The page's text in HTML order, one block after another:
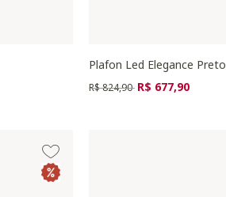
Plafon Led Elegance Preto
Preço reduzido de
R$ 824,90 para
R$ 677,90